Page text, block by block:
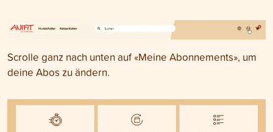
Scrolle ganz nach unten auf «Meine Abonnements», um
deine Abos zu ändern.